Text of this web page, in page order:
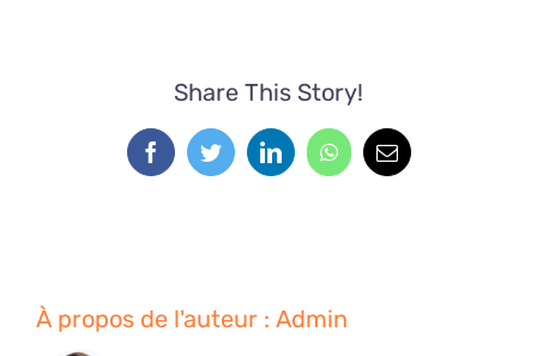
Share This Story!
FacebookTwitterLinkedInWhatsApp
Email
À propos de l'auteur : Admin